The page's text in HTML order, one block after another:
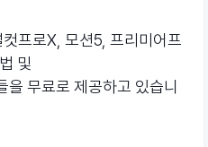
프로X, 모션5, 프리미어프
및
무료로 제공하고 있습니